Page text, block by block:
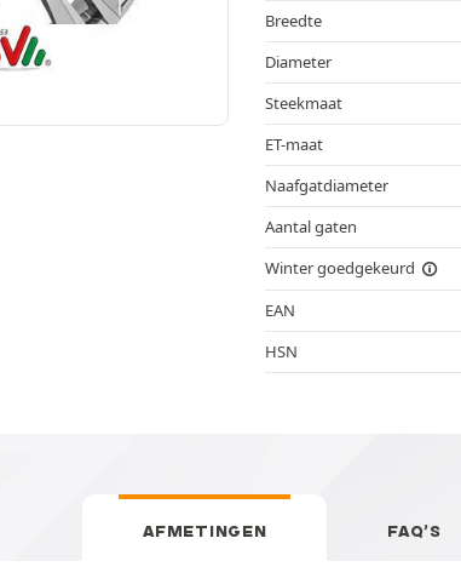
Breedte
Diameter
Steekmaat
ET-maat
Naafgatdiameter
Aantal gaten
Winter goedgekeurd
EAN
HSN
AFMETINGEN FAQ’S